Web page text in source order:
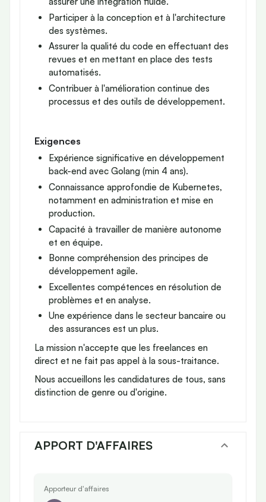
Participer à la conception et à l'architecture
des systèmes.
Assurer la qualité du code en effectuant des
revues et en mettant en place des tests
automatisés.
Contribuer à l'amélioration continue des
processus et des outils de développement.
Exigences
Expérience significative en développement
back-end avec Golang (min 4 ans).
Connaissance approfondie de Kubernetes,
notamment en administration et mise en
production.
Capacité à travailler de manière autonome
et en équipe.
Bonne compréhension des principes de
développement agile.
Excellentes compétences en résolution de
problèmes et en analyse.
Une expérience dans le secteur bancaire ou
des assurances est un plus.
La mission n'accepte que les freelances en
direct et ne fait pas appel à la sous-traitance.
Nous accueillons les candidatures de tous, sans
distinction de genre ou d'origine.
APPORT D'AFFAIRES
Apporteur d'affaires